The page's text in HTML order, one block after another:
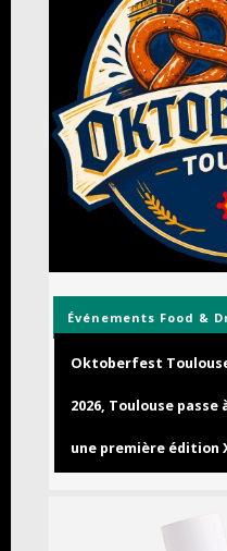
Événements Food &
Oktoberfest
2026, Toulouse passe
une première édition